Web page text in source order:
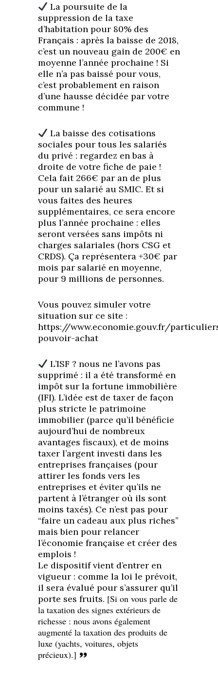
La poursuite de la
suppression de la taxe
d’habitation pour 80% des
Français : après la baisse de 2018,
c’est un nouveau gain de 200€ en
moyenne l’année prochaine ! Si
elle n’a pas baissé pour vous,
c’est probablement en raison
d’une hausse décidée par votre
commune !
La baisse des cotisations
sociales pour tous les salariés
du privé : regardez en bas à
droite de votre fiche de paie !
Cela fait 266€ par an de plus
pour un salarié au SMIC. Et si
vous faites des heures
supplémentaires, ce sera encore
plus l’année prochaine : elles
seront versées sans impôts ni
charges salariales (hors CSG et
CRDS). Ça représentera +30€ par
mois par salarié en moyenne,
pour 9 millions de personnes.
Vous pouvez simuler votre
situation sur ce site :
https://www.economie.gouv.fr/
pouvoir-achat
L’ISF ? nous ne l’avons pas
supprimé : il a été transformé en
impôt sur la fortune immobilière
(IFI). L’idée est de taxer de façon
plus stricte le patrimoine
immobilier (parce qu’il bénéficie
aujourd’hui de nombreux
avantages fiscaux), et de moins
taxer l’argent investi dans les
entreprises françaises (pour
attirer les fonds vers les
entreprises et éviter qu’ils ne
partent à l’étranger où ils sont
moins taxés). Ce n’est pas pour
“faire un cadeau aux plus riches”
mais bien pour relancer
l’économie française et créer des
emplois !
Le dispositif vient d’entrer en
vigueur : comme la loi le prévoit,
il sera évalué pour s’assurer qu’il
porte ses fruits. [Si on vous parle de
la taxation des signes extérieurs de
richesse : nous avons également
augmenté la taxation des produits de
luxe (yachts, voitures, objets
précieux).]